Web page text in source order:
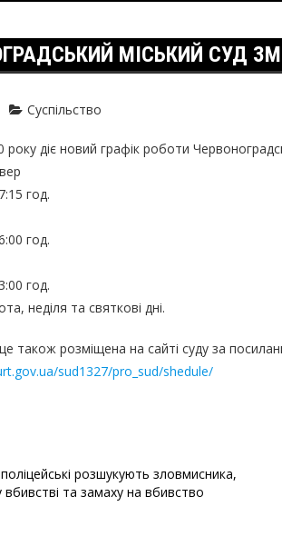
МІСЬКИЙ СУД
Суспільство
діє новий графік роботи
год.
год.
год.
неділя та святкові дні.
також розміщена на сайті суду за
sud1327/pro_sud/shedule/
розшукують зловмисника,
вбивстві та замаху на вбивство